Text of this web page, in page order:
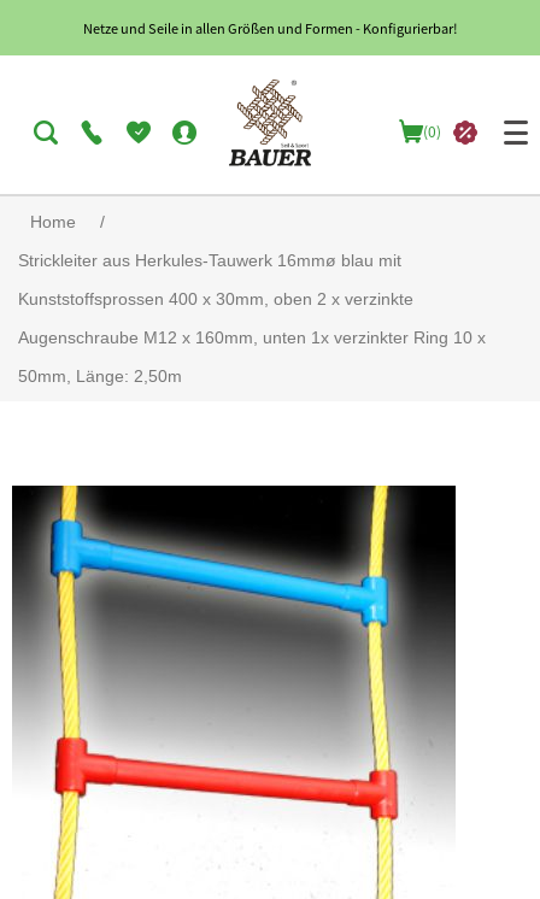
Netze und Seile in allen Größen und Formen - Konfigurierbar!
(0)
Home
/
Strickleiter aus Herkules-Tauwerk 16mmø blau mit
Kunststoffsprossen 400 x 30mm, oben 2 x verzinkte
Augenschraube M12 x 160mm, unten 1x verzinkter Ring 10 x
50mm, Länge: 2,50m